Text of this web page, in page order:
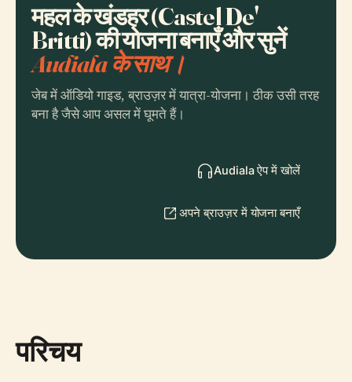
महल के खंडहर (Castel De'
Britti) की योजना बनाएँ और सुनें
Audiala के साथ।
जेब में ऑडियो गाइड, ब्राउज़र में यात्रा-योजना। ठीक उसी तरह
बना है जैसे आप असल में घूमते हैं।
Audiala ऐप में खोलें
अपने ब्राउज़र में योजना बनाएँ
परिचय